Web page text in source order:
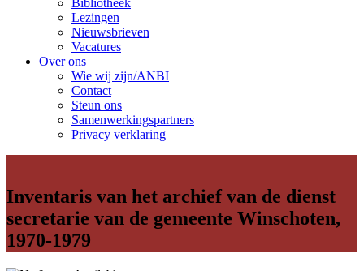
Bibliotheek
Lezingen
Nieuwsbrieven
Vacatures
Over ons
Wie wij zijn/ANBI
Contact
Steun ons
Samenwerkingspartners
Privacy verklaring
Inventaris van het archief van de dienst
secretarie van de gemeente Winschoten,
1970-1979